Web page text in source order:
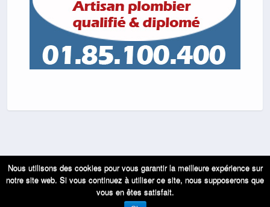
Nous utilisons des cookies pour vous garantir la meilleure expérience sur
notre site web. Si vous continuez à utiliser ce site, nous supposerons que
vous en êtes satisfait.
Retour au début
Mobile Bureau